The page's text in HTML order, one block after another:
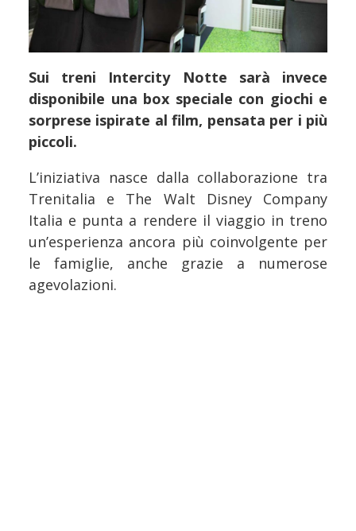
Sui treni Intercity Notte sarà invece
disponibile una box speciale con giochi e
sorprese ispirate al film, pensata per i più
piccoli.
L’iniziativa nasce dalla collaborazione tra
Trenitalia e The Walt Disney Company
Italia e punta a rendere il viaggio in treno
un’esperienza ancora più coinvolgente per
le famiglie, anche grazie a numerose
agevolazioni.